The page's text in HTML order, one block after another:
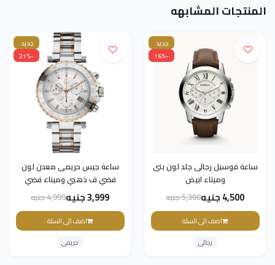
المنتجات المشابهه
جديد
-16%
ساعة فوسيل رجالى جلد لون بنى
وميناء ابيض
4,500 جنيه 5,300 جنيه
اضف الى السلة
رجالى
جديد
-21%
ساعة جيس حريمى معدن لون
فضي ف ذهبي وميناء فضي
3,999 جنيه 4,999 جنيه
اضف الى السلة
حريمى